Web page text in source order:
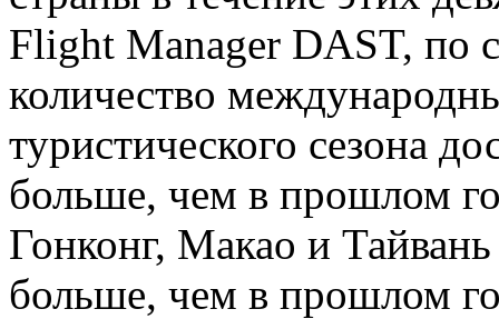
Flight Manager DAST, по
количество
туристического сезона
больше, чем в прошлом
Гонконг, Макао и
больше, чем в прошлом